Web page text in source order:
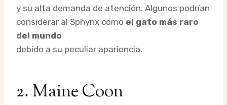
y su alta demanda de atención. Algunos podrían
considerar al Sphynx como el gato más raro
del mundo
debido a su peculiar apariencia.
2. Maine Coon